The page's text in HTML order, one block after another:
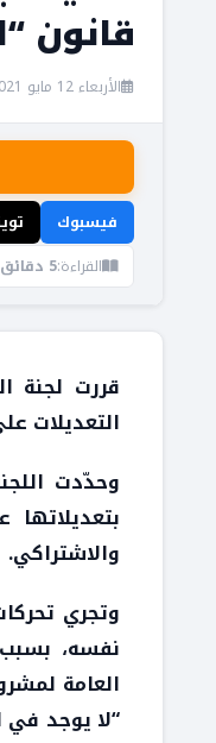
قانون
الأربعاء 12 مايو 2021
فيسبوك
القراءة:5 دقائق
قررت لجنة
التعديلات على مشروع قانون رقم
والاشتراكي.
وتجري
نفسه،
العامة
“لا يوجد